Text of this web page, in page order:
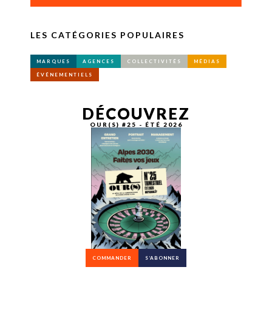
LES CATÉGORIES POPULAIRES
MARQUES AGENCES COLLECTIVITÉS MÉDIAS
ÉVÉNEMENTIELS
DÉCOUVREZ
OUR(S) #25 - ÉTÉ 2026
COMMANDER S’ABONNER